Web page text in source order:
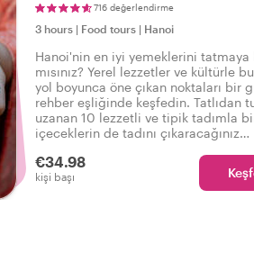
716 değerlendirme
3 hours | Food tours | Hanoi
Hanoi'nin en iyi yemeklerini tatmaya
mısınız? Yerel lezzetler ve kültürle
yol boyunca öne çıkan noktaları bir
rehber eşliğinde keşfedin. Tatlıdan
uzanan 10 lezzetli ve tipik tadımla
içeceklerin de tadını çıkaracağınız
€34.98
kişi başı